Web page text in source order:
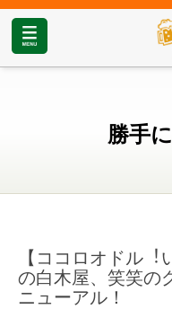
勝手
【ココロオドル
の⽩⽊屋、笑笑の
ニューアル！